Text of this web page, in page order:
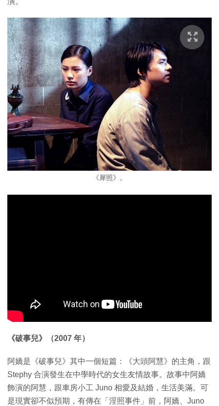
《犀照》。
《破事兒》（2007 年）
阿嬌是《破事兒》其中一個短篇：《大頭阿慧》的主角，跟
Stephy 合演發生在中學時代的女生友情故事。故事中阿嬌
飾演的阿慧，跟車房小工 Juno 相愛及結婚，生活美滿。可
是現實卻不似預期，有傳在「淫照事件」前，阿嬌、Juno